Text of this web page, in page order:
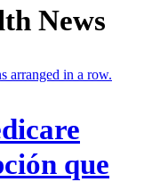
News
que